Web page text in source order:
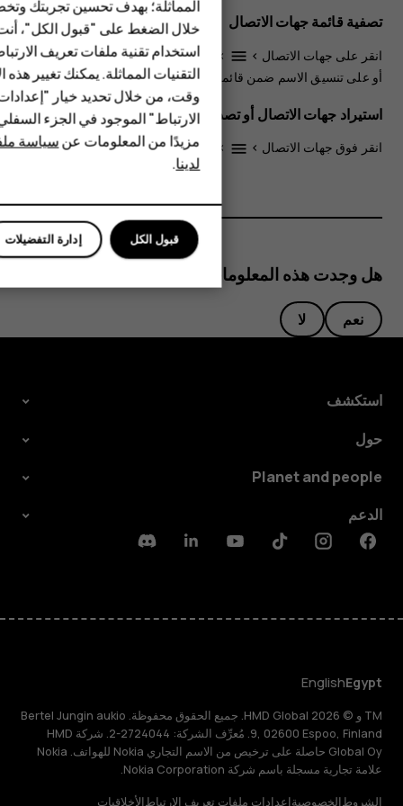
الأكسسوارات
HMD Terra M
HMD DUB
HMD Watch
الأجهزة اللوحية
تصفية قائمة جهات الاتصال
انقر على جهات الاتصال >
menu
>
settingsالإعدادات، أو انقر علىفرز حسب
أو على تنسيق الاسم ضمن قائمة جهات الاتصال.
استيراد جهات الاتصال أو تصديرها
انقر فوق جهات الاتصال >
menu
>
settingsالإعدادات >استيراد/تصدير.
هل وجدت هذه المعلومات مفيدة؟
نعم لا
استكشف
حول
Planet and people
الدعم
Facebook
Instagram
Tiktok
Youtube
Linkedin
Discord
Egypt
English
TM و © 2026 HMD Global. جميع الحقوق محفوظة. Bertel Jungin aukio
9, 02600 Espoo, Finland. مُعرِّف الشركة: 2724044-2. شركة HMD
Global Oy حاصلة على ترخيص من الاسم التجاري Nokia للهواتف. Nokia
علامة تجارية مسجلة باسم شركة Nokia Corporation.
الشروطالخصوصيةإعدادات ملفات تعريف الارتباطالأخلاقيات
المماثلة؛ بهدف تحسين تجربتك
خلال الضغط على "قبول الكل"،
استخدام تقنية ملفات تعريف
التقنيات المماثلة. يمكنك تغيير
وقت، من خلال تحديد خيار
الارتباط" الموجود في الجزء
مزيدًا من المعلومات عنسياسة
لدينا.
إدارة التفضيلات قبول الكل